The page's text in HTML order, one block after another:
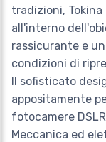
tradizioni,
all'interno
rassicurante e
condizioni di
Il sofisticato
appositamente
fotocamere
Meccanica ed